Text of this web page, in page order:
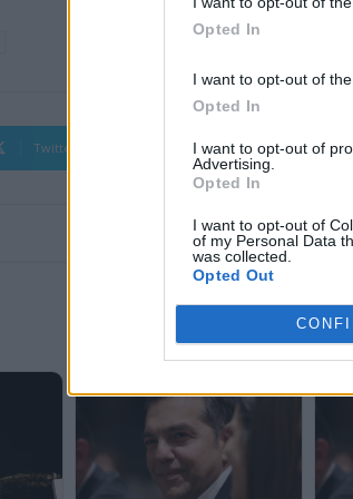
Opted In
I want to opt-out of
Opted In
I want to opt-out of
Advertising.
Opted In
I want to opt-out of
of my Personal Data
was collected.
Opted Out
Twitter Pinterest